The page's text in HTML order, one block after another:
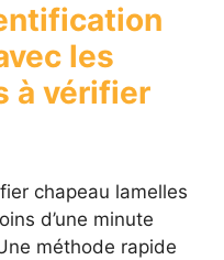
les
à vérifier
chapeau lamelles
d’une minute
méthode rapide